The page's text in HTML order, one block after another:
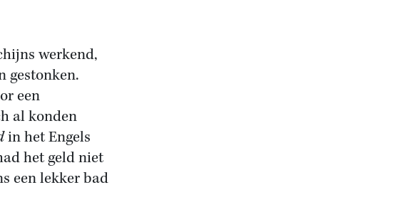
werkend,
gestonken.
een
al konden
in het Engels
het geld niet
een lekker bad